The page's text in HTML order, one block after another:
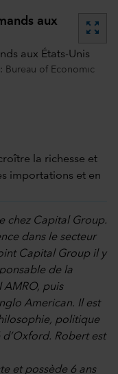
aux
zoom_out_map
Bureau of Economic
la richesse et
importations et en
chez Capital Group.
dans le secteur
Capital Group il y
de la
AMRO, puis
American. Il est
politique
Robert est
et possède 6 ans